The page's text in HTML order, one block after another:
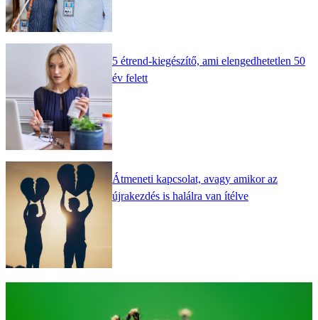
5 étrend-kiegészítő, ami elengedhetetlen 50
év felett
Átmeneti kapcsolat, avagy amikor az
újrakezdés is halálra van ítélve